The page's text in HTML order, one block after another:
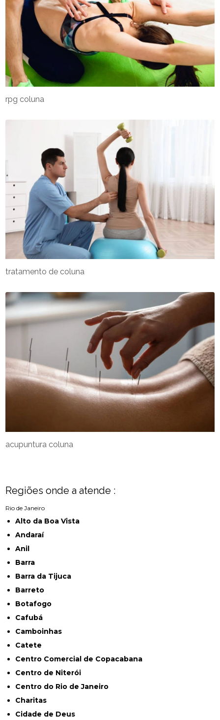
acupuntura coluna
tratamento de coluna
rpg coluna
Regiões onde a atende :
Rio de Janeiro
Alto da Boa Vista
Andaraí
Anil
Barra
Barra da Tijuca
Barreto
Botafogo
Cafubá
Camboinhas
Catete
Centro Comercial de Copacabana
Centro de Niterói
Centro do Rio de Janeiro
Charitas
Cidade de Deus